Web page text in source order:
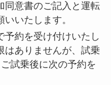
同意書のご記入と運転
いたします。
予約を受け付けいたし
はありませんが、試乗
試乗後に次の予約を